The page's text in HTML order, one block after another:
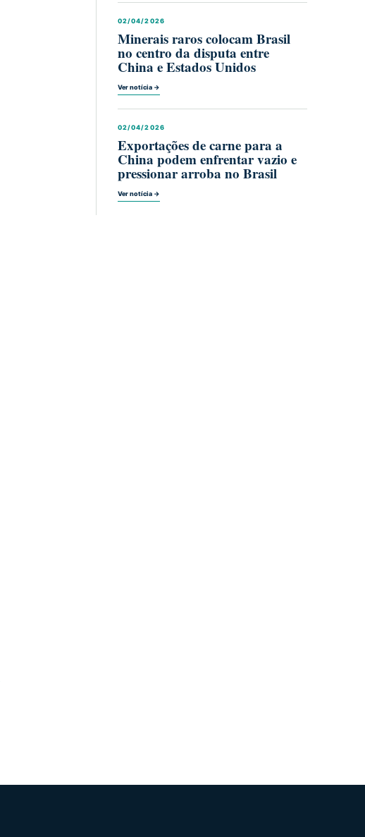
02/04/2026
Minerais raros colocam Brasil
no centro da disputa entre
China e Estados Unidos
Ver notícia →
02/04/2026
Exportações de carne para a
China podem enfrentar vazio e
pressionar arroba no Brasil
Ver notícia →